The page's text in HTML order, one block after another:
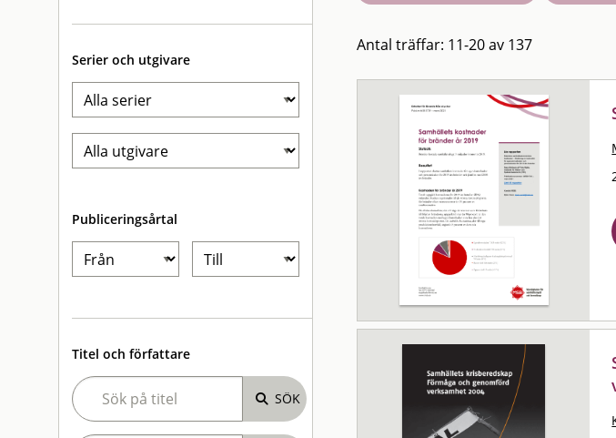
Serier och utgivare
Publiceringsårtal
Titel och författare
Antal träffar: 11-20 av 137